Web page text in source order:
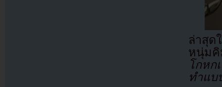
ล่าสุด
หนุ่มคิ
โกห
ทำแบ